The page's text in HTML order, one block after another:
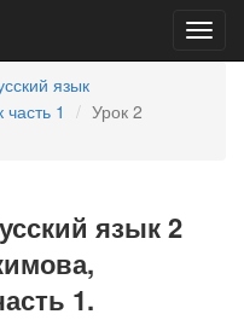
язык
1
Урок 2
язык 2
1.